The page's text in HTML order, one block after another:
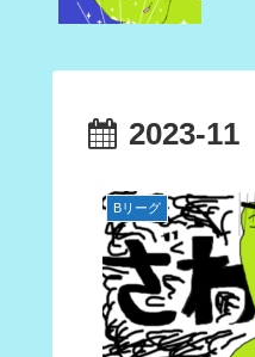
2023-11
Bリーグ